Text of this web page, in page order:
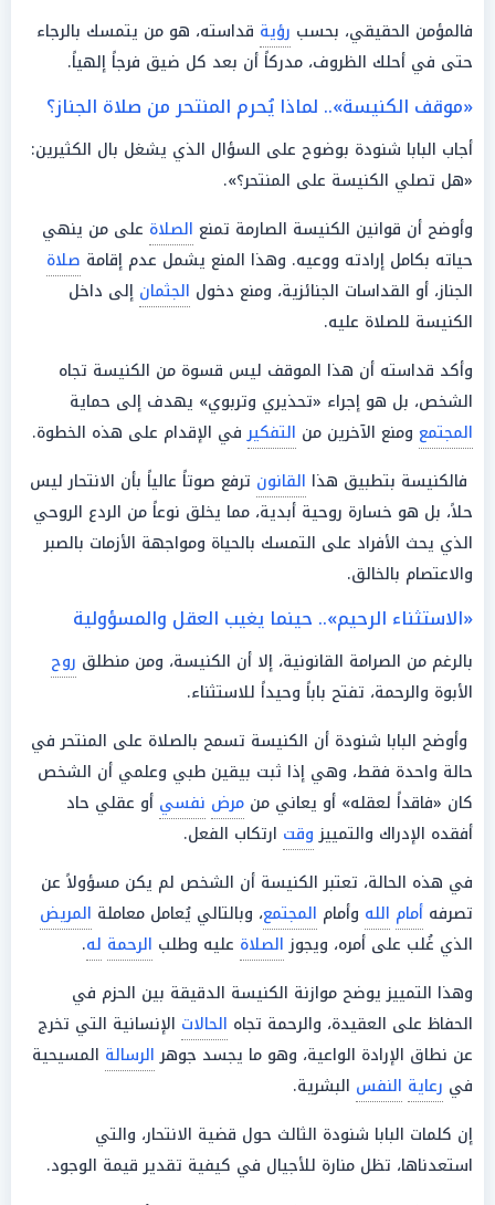
فالمؤمن الحقيقي، بحسب رؤية قداسته، هو من يتمسك بالرجاء
حتى في أحلك الظروف، مدركاً أن بعد كل ضيق فرجاً إلهياً.
«موقف الكنيسة».. لماذا يُحرم المنتحر من صلاة الجناز؟
أجاب البابا شنودة بوضوح على السؤال الذي يشغل بال الكثيرين:
«هل تصلي الكنيسة على المنتحر؟».
وأوضح أن قوانين الكنيسة الصارمة تمنع الصلاة على من ينهي
حياته بكامل إرادته ووعيه. وهذا المنع يشمل عدم إقامة صلاة
الجناز، أو القداسات الجنائزية، ومنع دخول الجثمان إلى داخل
الكنيسة للصلاة عليه.
وأكد قداسته أن هذا الموقف ليس قسوة من الكنيسة تجاه
الشخص، بل هو إجراء «تحذيري وتربوي» يهدف إلى حماية
المجتمع ومنع الآخرين من التفكيرفي الإقدام على هذه الخطوة.
فالكنيسة بتطبيق هذا القانون ترفع صوتاً عالياً بأن الانتحار ليس
حلاً، بل هو خسارة روحية أبدية، مما يخلق نوعاً من الردع الروحي
الذي يحث الأفراد على التمسك بالحياة ومواجهة الأزمات بالصبر
والاعتصام بالخالق.
«الاستثناء الرحيم».. حينما يغيب العقل والمسؤولية
بالرغم من الصرامة القانونية، إلا أن الكنيسة، ومن منطلق روح
الأبوة والرحمة، تفتح باباً وحيداً للاستثناء.
وأوضح البابا شنودة أن الكنيسة تسمح بالصلاة على المنتحر في
حالة واحدة فقط، وهي إذا ثبت بيقين طبي وعلمي أن الشخص
كان «فاقداً لعقله» أو يعاني من مرض نفسي أو عقلي حاد
أفقده الإدراك والتمييزوقت ارتكاب الفعل.
في هذه الحالة، تعتبر الكنيسة أن الشخص لم يكن مسؤولاً عن
تصرفه أمام الله وأمام المجتمع، وبالتالي يُعامل معاملة المريض
الذي غُلب على أمره، ويجوزالصلاة عليه وطلب الرحمة له.
وهذا التمييز يوضح موازنة الكنيسة الدقيقة بين الحزم في
الحفاظ على العقيدة، والرحمة تجاه الحالات الإنسانية التي تخرج
عن نطاق الإرادة الواعية، وهو ما يجسد جوهرالرسالة المسيحية
في رعاية النفس البشرية.
إن كلمات البابا شنودة الثالث حول قضية الانتحار، والتي
استعدناها، تظل منارة للأجيال في كيفية تقدير قيمة الوجود.